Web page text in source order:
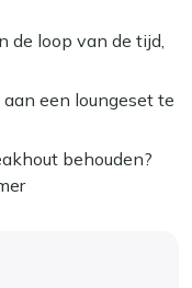
de loop van de tijd,
een loungeset te
behouden?